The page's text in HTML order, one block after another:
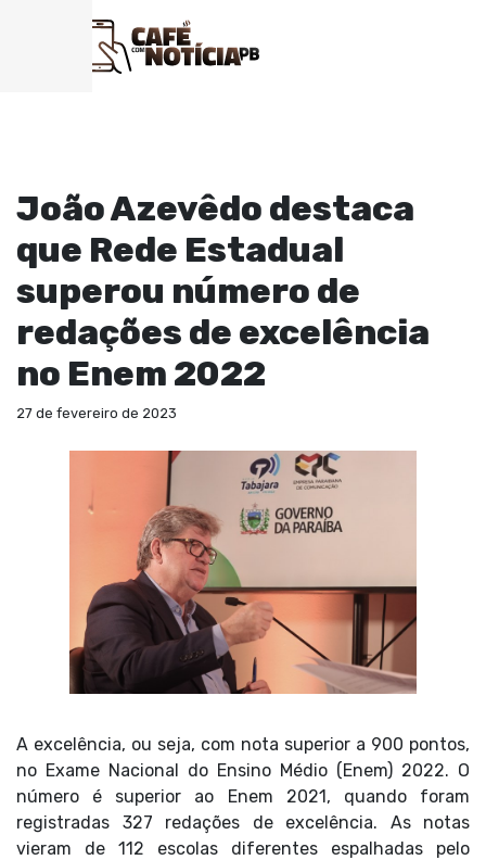
João Azevêdo destaca
que Rede Estadual
superou número de
redações de excelência
no Enem 2022
27 de fevereiro de 2023
A excelência, ou seja, com nota superior a 900 pontos,
no Exame Nacional do Ensino Médio (Enem) 2022. O
número é superior ao Enem 2021, quando foram
registradas 327 redações de excelência. As notas
vieram de 112 escolas diferentes espalhadas pelo